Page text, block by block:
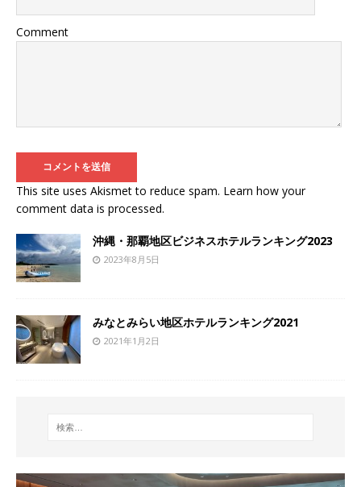
Comment
This site uses Akismet to reduce spam. Learn how your
comment data is processed.
沖縄・那覇地区ビジネスホテルランキング2023
2023年8月5日
みなとみらい地区ホテルランキング2021
2021年1月2日